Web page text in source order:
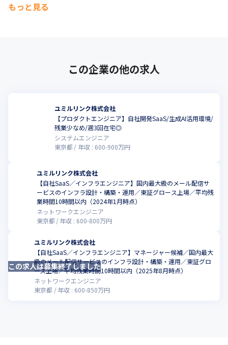
もっと見る
この企業の他の求人
ユミルリンク株式会社
【プロダクトエンジニア】自社開発SaaS/生成AI活用環境/
残業少なめ/週3回在宅◎
システムエンジニア
東京都
年収 : 600-900万円
ユミルリンク株式会社
【自社SaaS／インフラエンジニア】国内最大級のメール配信サ
ービスのインフラ設計・構築・運用／東証グロース上場／平均残
業時間10時間以内（2024年1月時点）
ネットワークエンジニア
東京都
年収 : 600-800万円
ユミルリンク株式会社
【自社SaaS／インフラエンジニア】マネージャー候補／国内最大
級のメール配信サービスのインフラ設計・構築・運用／東証グロ
ース上場／平均残業時間10時間以内（2025年8月時点）
ネットワークエンジニア
東京都
年収 : 600-850万円
この求人は募集終了しました